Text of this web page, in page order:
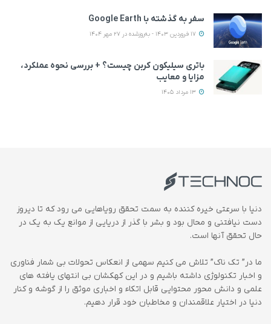
سفر به گذشته با Google Earth
باتری سیلیکون کربن چیست؟ + بررسی نحوه عملکرد،
مزایا و معایب
دنیا با سرعتی خیره کننده به سمت تحقق رویاهایی می رود که تا دیروز
دست نیافتنی و محال بود و بشر با گذر از دریایی از موانع یک به یک در
حال تحقق آنها است.
ما در” تک ناک” تلاش می کنیم سهمی از انعکاس تحولات بی شمار فناوری
و اخبار تکنولوژی داشته باشیم و در این کهکشان بی انتهای یافته های
علمی و دانش محور محتوایی قابل اتکاء و اخباری موثق را از گوشه و کنار
دنیا در اختیار علاقمندان و مخاطبان خود قرار دهیم.